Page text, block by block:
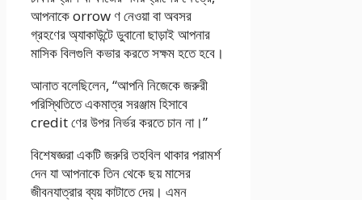
আপনাকে orrow ণ নেওয়া বা অবসর
গ্রহণের অ্যাকাউন্টে ডুবানো ছাড়াই আপনার
মাসিক বিলগুলি কভার করতে সক্ষম হতে হবে।
আনাত বলেছিলেন, “আপনি নিজেকে জরুরী
পরিস্থিতিতে একমাত্র সরঞ্জাম হিসাবে
credit ণের উপর নির্ভর করতে চান না।”
বিশেষজ্ঞরা একটি জরুরি তহবিল থাকার পরামর্শ
দেন যা আপনাকে তিন থেকে ছয় মাসের
জীবনযাত্রার ব্যয় কাটাতে দেয়। এমন